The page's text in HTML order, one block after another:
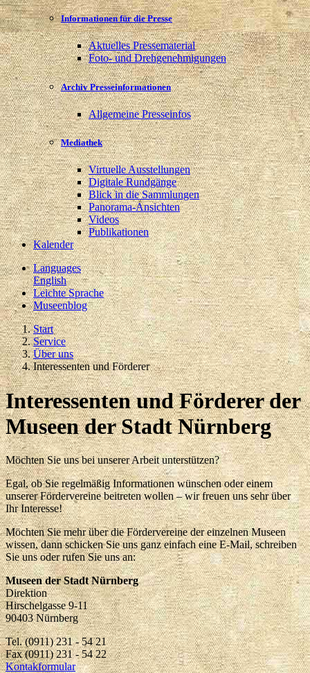
Informationen für die Presse
Aktuelles Pressematerial
Foto- und Drehgenehmigungen
Archiv Presseinformationen
Allgemeine Presseinfos
Mediathek
Virtuelle Ausstellungen
Digitale Rundgänge
Blick in die Sammlungen
Panorama-Ansichten
Videos
Publikationen
Kalender
Languages
English
Leichte Sprache
Museenblog
Start
Service
Über uns
Interessenten und Förderer
Interessenten und Förderer der
Museen der Stadt Nürnberg
Möchten Sie uns bei unserer Arbeit unterstützen?
Egal, ob Sie regelmäßig Informationen wünschen oder einem
unserer Fördervereine beitreten wollen – wir freuen uns sehr über
Ihr Interesse!
Möchten Sie mehr über die Fördervereine der einzelnen Museen
wissen, dann schicken Sie uns ganz einfach eine E-Mail, schreiben
Sie uns oder rufen Sie uns an:
Museen der Stadt Nürnberg
Direktion
Hirschelgasse 9-11
90403 Nürnberg
Tel. (0911) 231 - 54 21
Fax (0911) 231 - 54 22
Kontakformular